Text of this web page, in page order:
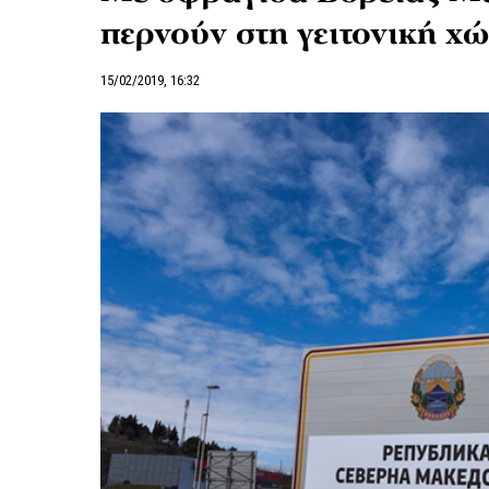
περνούν στη γειτονική
15/02/2019, 16:32